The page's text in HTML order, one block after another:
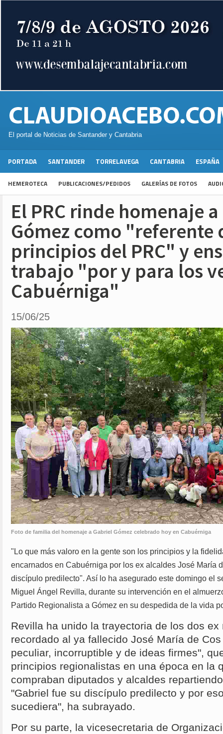
El portal de Noticias de Santander y Cantabria
PORTADA SANTANDER TORRELAVEGA CANTABRIA ESPAÑA
HEMEROTECA PUBLICACIONES/PEDIDOS GALERÍAS DE FOTOS
El PRC rinde homenaje
Gómez como "referente
principios del PRC" y
trabajo "por y para los
Cabuérniga"
15/06/25
Foto de familia del homenaje a Gabriel Gómez celebrado hoy en Cabuérniga
"Lo que más valoro en la gente son los principios y la
encarnados en Cabuérniga por los ex alcaldes José María
discípulo predilecto". Así lo ha asegurado este domingo el
Miguel Ángel Revilla, durante su intervención en el
Partido Regionalista a Gómez en su despedida de la vida
Revilla ha unido la trayectoria de los dos ex
recordado al ya fallecido José María de
peculiar, incorruptible y de ideas firmes",
principios regionalistas en una época en la
compraban diputados y alcaldes
"Gabriel fue su discípulo predilecto y por
sucediera", ha subrayado.
Por su parte, la vicesecretaria de